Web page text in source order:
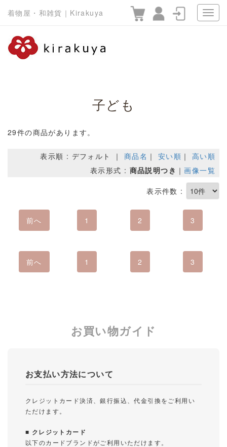
着物屋・和雑貨｜Kirakuya
子ども
29件の商品があります。
表示順 : デフォルト ｜ 商品名 ｜ 安い順 ｜ 高い順
表示形式 : 商品説明つき ｜画像一覧
表示件数 :
前へ 1 2 3
前へ 1 2 3
お買い物ガイド
お支払い方法について
クレジットカード決済、銀行振込、代金引換をご利用い
ただけます。
■ クレジットカード
以下のカードブランドがご利用いただけます。